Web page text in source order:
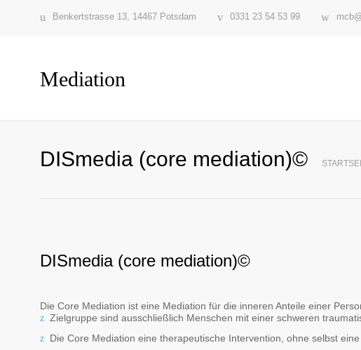
Benkertstrasse 13, 14467 Potsdam 0331 23 54 53 99
Mediation
DISmedia (core mediation)©
DISmedia (core mediation)©
Die Core Mediation ist eine Mediation für die inneren Anteile einer
Zielgruppe sind ausschließlich Menschen mit einer schweren
Die Core Mediation eine therapeutische Intervention, ohne selbst